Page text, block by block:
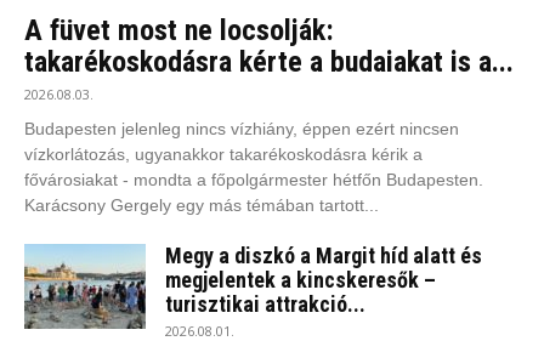
A füvet most ne locsolják:
takarékoskodásra kérte a budaiakat is a...
2026.08.03.
Budapesten jelenleg nincs vízhiány, éppen ezért nincsen
vízkorlátozás, ugyanakkor takarékoskodásra kérik a
fővárosiakat - mondta a főpolgármester hétfőn Budapesten.
Karácsony Gergely egy más témában tartott...
Megy a diszkó a Margit híd alatt és
megjelentek a kincskeresők –
turisztikai attrakció...
2026.08.01.